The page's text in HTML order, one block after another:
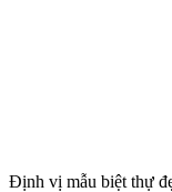
Định vị mẫu biệt thự